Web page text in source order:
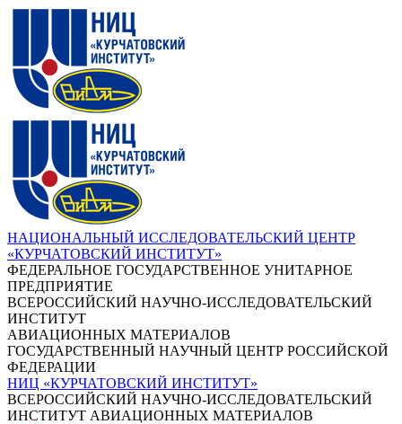
НАЦИОНАЛЬНЫЙ ИССЛЕДОВАТЕЛЬСКИЙ ЦЕНТР
«КУРЧАТОВСКИЙ ИНСТИТУТ»
ФЕДЕРАЛЬНОЕ ГОСУДАРСТВЕННОЕ УНИТАРНОЕ
ПРЕДПРИЯТИЕ
ВСЕРОССИЙСКИЙ НАУЧНО-ИССЛЕДОВАТЕЛЬСКИЙ
ИНСТИТУТ
АВИАЦИОННЫХ МАТЕРИАЛОВ
ГОСУДАРСТВЕННЫЙ НАУЧНЫЙ ЦЕНТР РОССИЙСКОЙ
ФЕДЕРАЦИИ
НИЦ «КУРЧАТОВСКИЙ ИНСТИТУТ»
ВСЕРОССИЙСКИЙ НАУЧНО-ИССЛЕДОВАТЕЛЬСКИЙ
ИНСТИТУТ АВИАЦИОННЫХ МАТЕРИАЛОВ